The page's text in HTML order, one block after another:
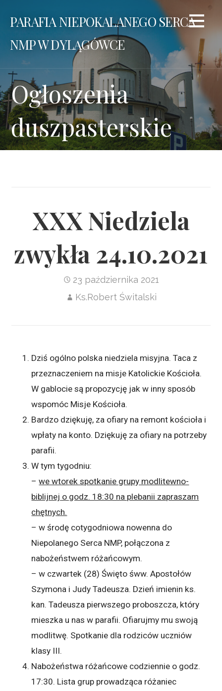
PARAFIA NIEPOKALANEGO SERCA
NMP W DYLĄGÓWCE
Ogłoszenia
duszpasterskie
XXX Niedziela
zwykła 24.10.2021
23 października 2021
Ks.Robert Świtalski
Dziś ogólno polska niedziela misyjna. Taca z
przeznaczeniem na misje Katolickie Kościoła.
W gablocie są propozycję jak w inny sposób
wspomóc Misje Kościoła.
Bardzo dziękuję, za ofiary na remont kościoła i
wpłaty na konto. Dziękuję za ofiary na potrzeby
parafii.
W tym tygodniu:
–we wtorek spotkanie grupy modlitewno-
biblijnej o godz. 18:30 na plebanii zapraszam
chętnych.
– w środę cotygodniowa nowenna do
Niepolanego Serca NMP, połączona z
nabożeństwem różańcowym.
– w czwartek (28) Święto śww. Apostołów
Szymona i Judy Tadeusza. Dzień imienin ks.
kan. Tadeusza pierwszego proboszcza, który
mieszka u nas w parafii. Ofiarujmy mu swoją
modlitwę. Spotkanie dla rodziców uczniów
klasy III.
Nabożeństwa różańcowe codziennie o godz.
17:30. Lista grup prowadząca różaniec